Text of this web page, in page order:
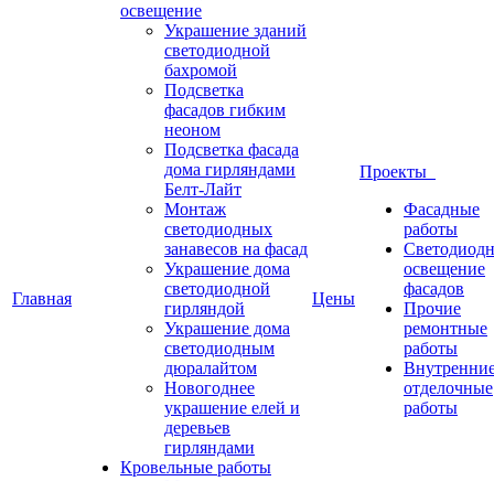
Главная
освещение
Украшение зданий
светодиодной
бахромой
Подсветка
фасадов гибким
неоном
Подсветка фасада
дома гирляндами
Белт-Лайт
Монтаж
светодиодных
занавесов на фасад
Украшение дома
светодиодной
гирляндой
Украшение дома
светодиодным
дюралайтом
Новогоднее
украшение елей и
деревьев
гирляндами
Кровельные работы
Цены
Проекты
Фасадные
работы
освещение
фасадов
Прочие
ремонтные
работы
отделочные
работы